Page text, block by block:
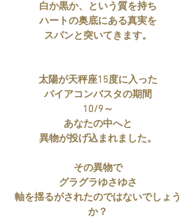
白か黒か、という質を持ち
ハートの奥底にある真実を
スパンと突いてきます。
太陽が天秤座15度に入った
バイアコンバスタの期間
10/9～
あなたの中へと
異物が投げ込まれました。
その異物で
グラグラゆさゆさ
軸を揺るがされたのではないでしょう
か？